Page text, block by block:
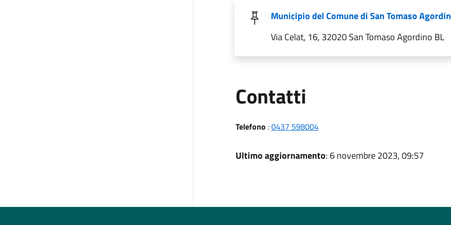
Municipio del Comune di San Tomaso
Via Celat, 16, 32020 San Tomaso Agordino BL
Contatti
Telefono :0437 598004
Ultimo aggiornamento: 6 novembre 2023, 09:57